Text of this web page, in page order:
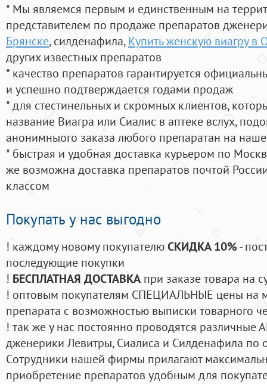
* Мы являемся первым и единственным на
представителем по продаже препаратов
Брянске, силденафила, Купить женскую виагру в
других известных препаратов
* качество препаратов гарантируется
и успешно подтверждается годами продаж
* для стестинельных и скромных клиентов,
название Виагра или Сиалис в аптеке вслух,
анонимныого заказа любого препаратан на
* быстрая и удобная доставка курьером по
же возможна доставка препаратов почтой
классом
Покупать у нас выгодно
! каждому новому покупателюСКИДКА 10%-
последующие покупки
! БЕСПЛАТНАЯ ДОСТАВКА при заказе товара на
! оптовым покупателям СПЕЦИАЛЬНЫЕ цены на
препарата с возможностью выписки товарного
! так же у нас постоянно проводятся
дженерики Левитры, Сиалиса и Силденафила по
Cотрудники нашей фирмы прилагают
приобретение препаратов удобным для